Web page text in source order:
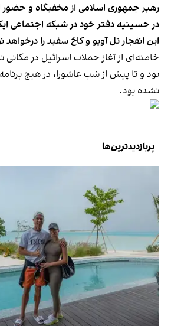
رهبر جمهوری اسلامی از مخفیگاه و حضور
در حسینیه دفتر خود در شبکه اجتماعی
این انفجار تل آویو و کاخ سفید را درخواهد
خامنه‌ای از آغاز حملات اسرائیل در
بود و تا پیش از شب عاشورا، در هیچ
نشده بود.
پربازدیدترین‌ها